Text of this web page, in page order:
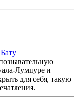
Лумпуре и
для себя, такую